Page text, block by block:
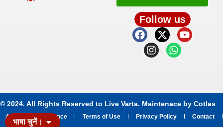
भाषा चुनें।
Follow us
© 2024. All Rights Reserved to Live Varta. Maintenace by Cotlas
About Grievance Terms of Use Privacy Policy
Contact